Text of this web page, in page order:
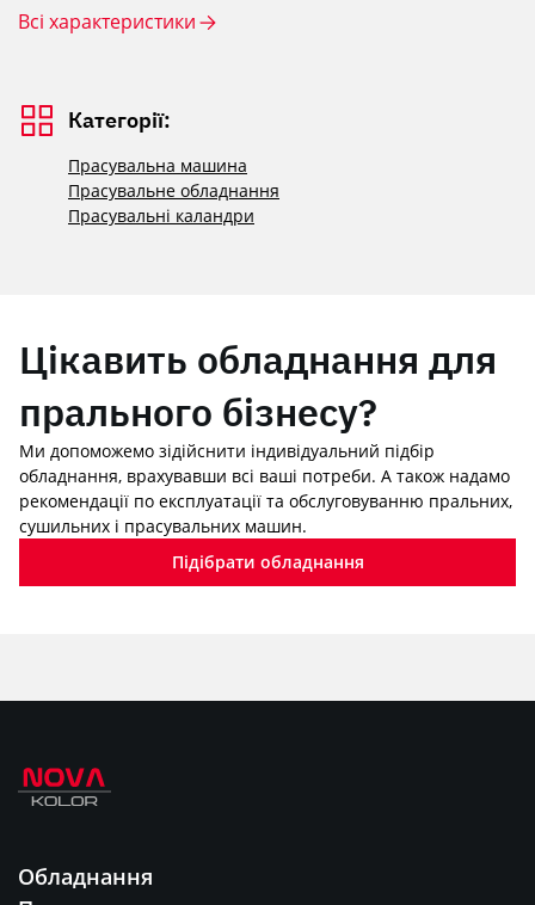
Всі характеристики
Категорії:
Прасувальна машина
Прасувальне обладнання
Прасувальні каландри
Цікавить обладнання для
прального бізнесу?
Ми допоможемо зідійснити індивідуальний підбір
обладнання, врахувавши всі ваші потреби. А також надамо
рекомендації по експлуатації та обслуговуванню пральних,
сушильних і прасувальних машин.
Підібрати обладнання
Обладнання